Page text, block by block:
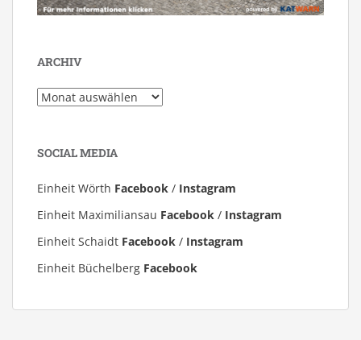
ARCHIV
Archiv
SOCIAL MEDIA
Einheit Wörth Facebook / Instagram
Einheit Maximiliansau Facebook / Instagram
Einheit Schaidt Facebook / Instagram
Einheit Büchelberg Facebook